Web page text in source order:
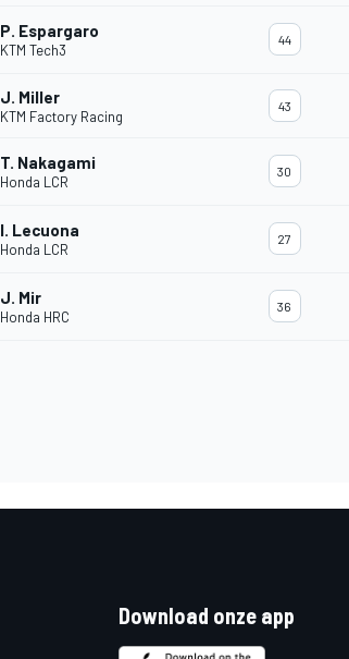
P. Espargaro
KTM Tech3
44
J. Miller
KTM Factory Racing
43
T. Nakagami
Honda LCR
30
I. Lecuona
Honda LCR
27
J. Mir
Honda HRC
36
Download onze app